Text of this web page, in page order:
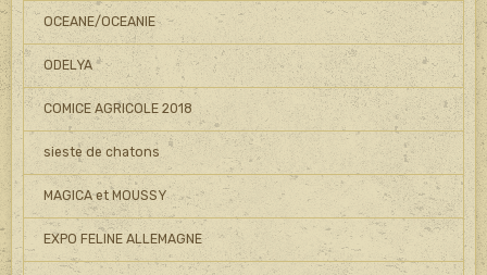
OCEANE/OCEANIE
ODELYA
COMICE AGRICOLE 2018
sieste de chatons
MAGICA et MOUSSY
EXPO FELINE ALLEMAGNE